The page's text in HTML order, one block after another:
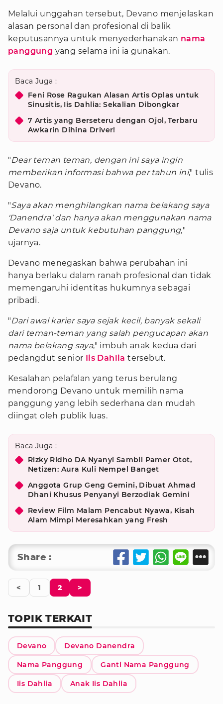
Melalui unggahan tersebut, Devano menjelaskan
alasan personal dan profesional di balik
keputusannya untuk menyederhanakan nama
panggung yang selama ini ia gunakan.
Baca Juga :
Feni Rose Ragukan Alasan Artis Oplas untuk
Sinusitis, Iis Dahlia: Sekalian Dibongkar
7 Artis yang Berseteru dengan Ojol, Terbaru
Awkarin Dihina Driver!
"Dear teman teman, dengan ini saya ingin
memberikan informasi bahwa per tahun ini," tulis
Devano.
"Saya akan menghilangkan nama belakang saya
'Danendra' dan hanya akan menggunakan nama
Devano saja untuk kebutuhan panggung,"
ujarnya.
Devano menegaskan bahwa perubahan ini
hanya berlaku dalam ranah profesional dan tidak
memengaruhi identitas hukumnya sebagai
pribadi.
"Dari awal karier saya sejak kecil, banyak sekali
dari teman-teman yang salah pengucapan akan
nama belakang saya," imbuh anak kedua dari
pedangdut senior Iis Dahlia tersebut.
Kesalahan pelafalan yang terus berulang
mendorong Devano untuk memilih nama
panggung yang lebih sederhana dan mudah
diingat oleh publik luas.
Baca Juga :
Rizky Ridho DA Nyanyi Sambil Pamer Otot,
Netizen: Aura Kuli Nempel Banget
Anggota Grup Geng Gemini, Dibuat Ahmad
Dhani Khusus Penyanyi Berzodiak Gemini
Review Film Malam Pencabut Nyawa, Kisah
Alam Mimpi Meresahkan yang Fresh
Share :
< 1 2 >
TOPIK TERKAIT
Devano Devano Danendra
Nama Panggung Ganti Nama Panggung
Iis Dahlia Anak Iis Dahlia